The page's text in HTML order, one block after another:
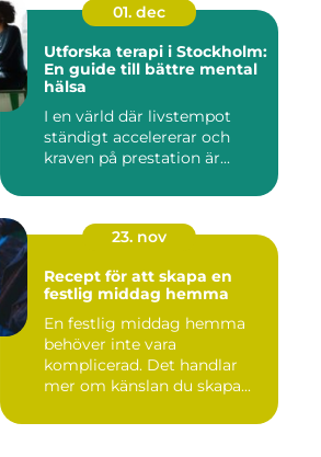
01. dec
Utforska terapi i Stockholm:
En guide till bättre mental
hälsa
I en värld där livstempot
ständigt accelererar och
kraven på prestation är...
23. nov
Recept för att skapa en
festlig middag hemma
En festlig middag hemma
behöver inte vara
komplicerad. Det handlar
mer om känslan du skapa...